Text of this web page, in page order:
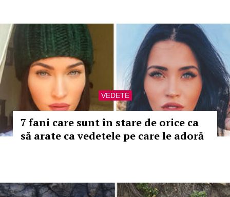
VEDETE
7 fani care sunt în stare de orice ca
să arate ca vedetele pe care le adoră